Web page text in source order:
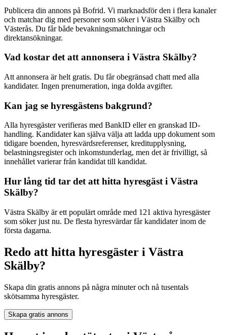
Publicera din annons på Bofrid. Vi marknadsför den i flera kanaler
och matchar dig med personer som söker i Västra Skälby och
Västerås. Du får både bevakningsmatchningar och
direktansökningar.
Vad kostar det att annonsera i Västra Skälby?
Att annonsera är helt gratis. Du får obegränsad chatt med alla
kandidater. Ingen prenumeration, inga dolda avgifter.
Kan jag se hyresgästens bakgrund?
Alla hyresgäster verifieras med BankID eller en granskad ID-
handling. Kandidater kan själva välja att ladda upp dokument som
tidigare boenden, hyresvärdsreferenser, kreditupplysning,
belastningsregister och inkomstunderlag, men det är frivilligt, så
innehållet varierar från kandidat till kandidat.
Hur lång tid tar det att hitta hyresgäst i Västra
Skälby?
Västra Skälby är ett populärt område med 121 aktiva hyresgäster
som söker just nu. De flesta hyresvärdar får kandidater inom de
första dagarna.
Redo att hitta hyresgäster i Västra
Skälby?
Skapa din gratis annons på några minuter och nå tusentals
skötsamma hyresgäster.
Skapa gratis annons